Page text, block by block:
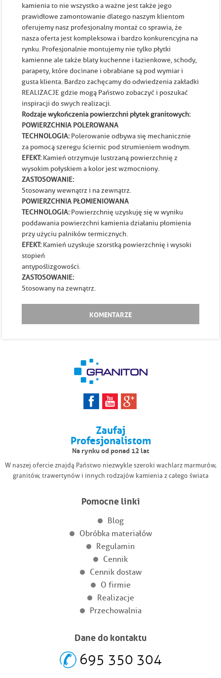
kamienia to nie wszystko a ważne jest także jego
prawidłowe zamontowanie dlatego naszym klientom
oferujemy nasz profesjonalny montaż co sprawia, że
nasza oferta jest kompleksowa i bardzo konkurencyjna na
rynku. Profesjonalnie montujemy nie tylko płytki
kamienne ale także blaty kuchenne i łazienkowe, schody,
parapety, które docinane i obrabiane są pod wymiar i
gusta klienta. Bardzo zachęcamy do odwiedzenia zakładki
REALIZACJE gdzie mogą Państwo zobaczyć i poszukać
inspiracji do swych realizacji.
Rodzaje wykończenia powierzchni płytek granitowych:
POWIERZCHNIA POLEROWANA
TECHNOLOGIA: Polerowanie odbywa się mechanicznie
za pomocą szeregu ściernic pod strumieniem wodnym.
EFEKT: Kamień otrzymuje lustrzaną powierzchnię z
wysokim połyskiem a kolor jest wzmocniony.
ZASTOSOWANIE:
Stosowany wewnątrz i na zewnątrz.
POWIERZCHNIA PŁOMIENIOWANA
TECHNOLOGIA: Powierzchnię uzyskuję się w wyniku
poddawania powierzchni kamienia działaniu płomienia
przy użyciu palników termicznych.
EFEKT: Kamień uzyskuje szorstką powierzchnię i wysoki
stopień
antypoślizgowości.
ZASTOSOWANIE:
Stosowany na zewnątrz.
KOMENTARZE
Zaufaj
Profesjonalistom
Na rynku od ponad 12 lat
W naszej ofercie znajdą Państwo niezwykle szeroki wachlarz marmurów,
granitów, trawertynów i innych rodzajów kamienia z całego świata
Pomocne linki
Blog
Obróbka materiałów
Regulamin
Cennik
Cennik dostaw
O firmie
Realizacje
Przechowalnia
Dane do kontaktu
695 350 304